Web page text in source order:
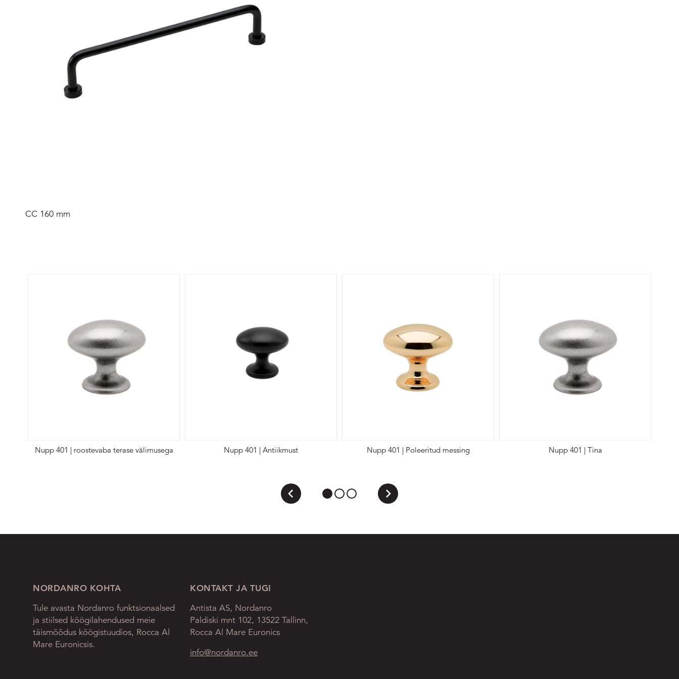
CC 160 mm
Nupp 401 | roostevaba terase välimusega Nupp 401 | Antiikmust Nupp 401 | Poleeritud messing Nupp 401 | Tina
NORDANRO KOHTA
Tule avasta Nordanro funktsionaalsed
ja stiilsed köögilahendused meie
täismõõdus köögistuudios, Rocca Al
Mare Euronicsis.
KONTAKT JA TUGI
Antista AS, Nordanro
Paldiski mnt 102, 13522 Tallinn,
Rocca Al Mare Euronics
info@nordanro.ee